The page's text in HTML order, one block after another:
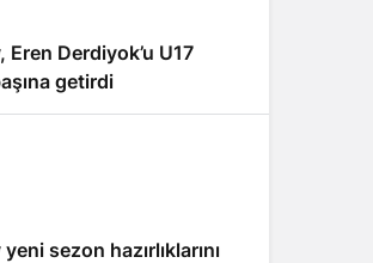
Eren Derdiyok’u U17
getirdi
sezon hazırlıklarını